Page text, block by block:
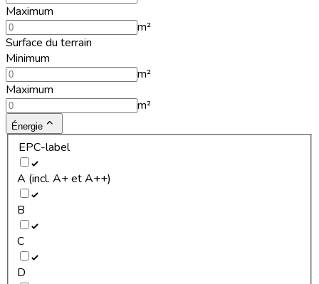
Maximum
m²
Surface du terrain
Minimum
m²
Maximum
m²
Énergie
EPC-label
A (incl. A+ et A++)
B
C
D